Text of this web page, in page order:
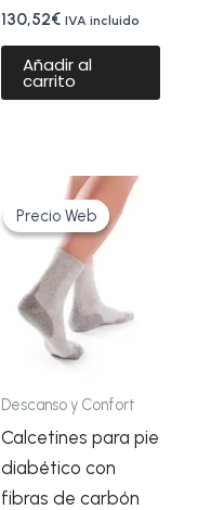
130,52€ IVA incluido
Añadir al
carrito
Precio Web
Precio Web
Descanso y Confort
Calcetines para pie
diabético con
fibras de carbón
El
precio
original
era:
24,50€.
precio
actual
es: